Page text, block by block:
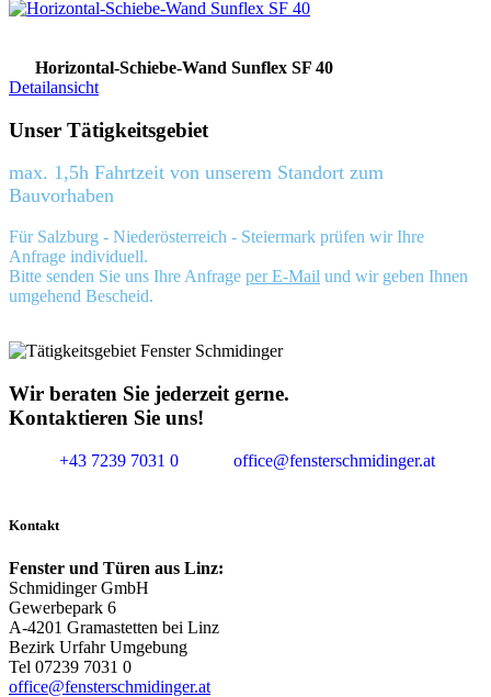
Horizontal-Schiebe-Wand Sunflex SF 40
Detailansicht
Unser Tätigkeitsgebiet
max. 1,5h Fahrtzeit von unserem Standort zum
Bauvorhaben
Für Salzburg - Niederösterreich - Steiermark prüfen wir Ihre
Anfrage individuell.
Bitte senden Sie uns Ihre Anfrage per E-Mail und wir geben Ihnen
umgehend Bescheid.
Wir beraten Sie jederzeit gerne.
Kontaktieren Sie uns!
+43 7239 7031 0 office@fensterschmidinger.at
Kontakt
Fenster und Türen aus Linz:
Schmidinger GmbH
Gewerbepark 6
A-4201 Gramastetten bei Linz
Bezirk Urfahr Umgebung
Tel 07239 7031 0
office@fensterschmidinger.at